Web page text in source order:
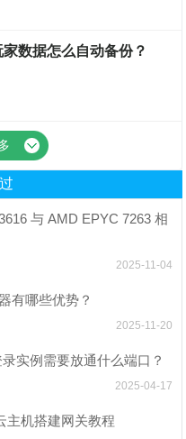
数据怎么自动备份？
与 AMD EPYC 7263 相
2025-11-04
有哪些优势？
2025-11-20
实例需要放通什么端口？
2025-04-17
主机搭建网关教程